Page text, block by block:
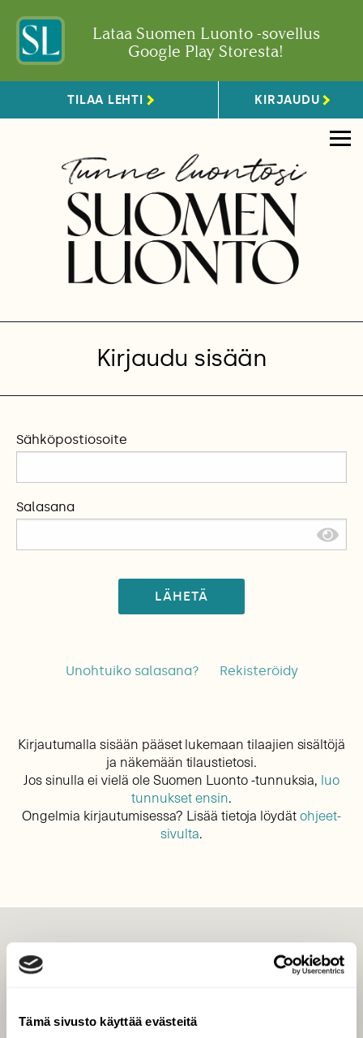
Tämä sivusto käyttää evästeitä
Lataa Suomen Luonto -sovellus
Google Play Storesta!
TILAA LEHTI KIRJAUDU
Kirjaudu sisään
Sähköpostiosoite
Salasana
LÄHETÄ
Unohtuiko salasana? Rekisteröidy
Kirjautumalla sisään pääset lukemaan tilaajien sisältöjä
ja näkemään tilaustietosi.
Jos sinulla ei vielä ole Suomen Luonto -tunnuksia, luo
tunnukset ensin.
Ongelmia kirjautumisessa? Lisää tietoja löydätohjeet-
sivulta.
Tilaa digilukuoikeus